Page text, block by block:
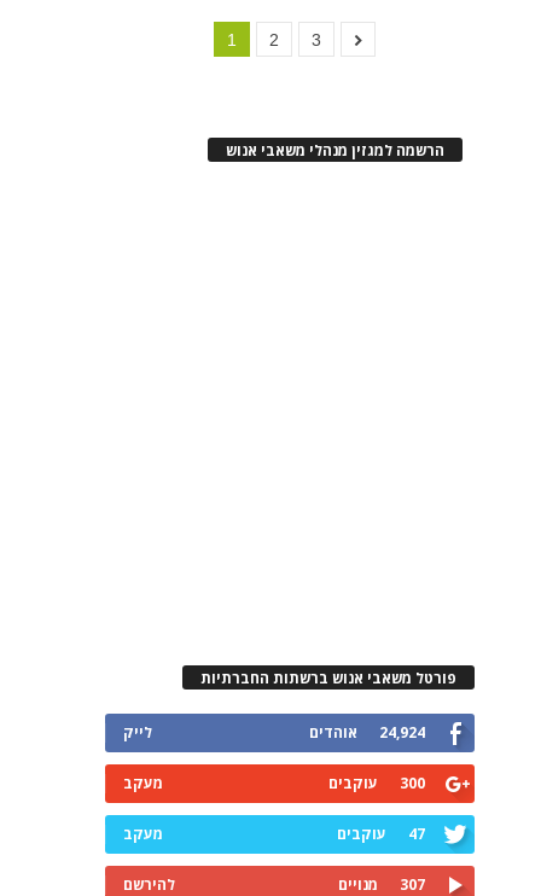
1 2 3
הרשמה למגזין מנהלי משאבי אנוש
פורטל משאבי אנוש ברשתות החברתיות
24,924 אוהדים לייק
300 עוקבים מעקב
47 עוקבים מעקב
307 מנויים להירשם